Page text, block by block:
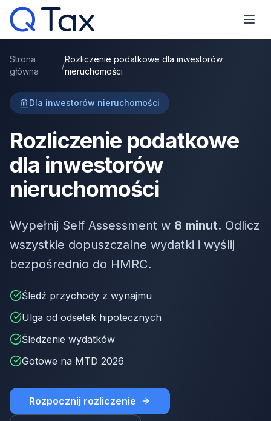
Strona
główna
/
Rozliczenie podatkowe dla inwestorów
nieruchomości
Dla inwestorów nieruchomości
Rozliczenie podatkowe
dla inwestorów
nieruchomości
Wypełnij Self Assessment w 8 minut. Odlicz
wszystkie dopuszczalne wydatki i wyślij
bezpośrednio do HMRC.
Śledź przychody z wynajmu
Ulga od odsetek hipotecznych
Śledzenie wydatków
Gotowe na MTD 2026
Rozpocznij rozliczenie